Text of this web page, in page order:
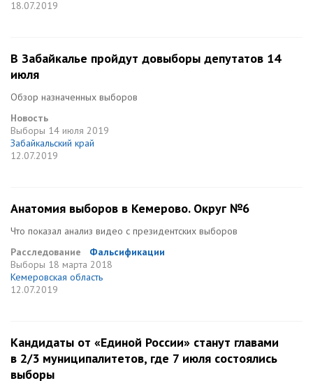
18.07.2019
В Забайкалье пройдут довыборы депутатов 14
июля
Обзор назначенных выборов
Новость
Выборы 14 июля 2019
Забайкальский край
12.07.2019
Анатомия выборов в Кемерово. Округ №6
Что показал анализ видео с президентских выборов
Расследование
Фальсификации
Выборы 18 марта 2018
Кемеровская область
12.07.2019
Кандидаты от «Единой России» станут главами
в 2/3 муниципалитетов, где 7 июля состоялись
выборы